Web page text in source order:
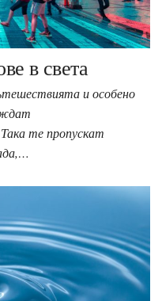
в света
и особено
те пропускат